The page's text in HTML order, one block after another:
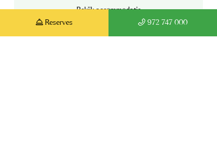
Reserves 972 747 000
Bekijk accommodatie